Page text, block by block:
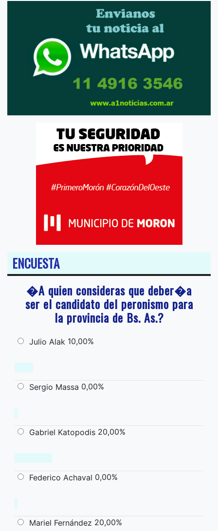
ENCUESTA
�A quien consideras que deber�a
ser el candidato del peronismo para
la provincia de Bs. As.?
Julio Alak 10,00%
Sergio Massa 0,00%
Gabriel Katopodis 20,00%
Federico Achaval 0,00%
Mariel Fernández 20,00%